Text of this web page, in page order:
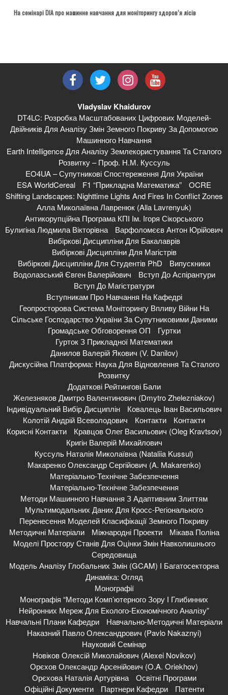
На семінарі DIA про машинне навчання для моніторингу здоров’я лісів
Vladyslav Khaidurov
DT4LC: Розробка Масштабованих Цифрових Моделей-
Двійників Для Аналізу Змін Земного Покриву За Допомогою
Машинного Навчання
Earth Intelligence Для Аналізу Землекористування Та Сталого
Розвитку – Проф. Н.М. Куссуль
EO4UA – Супутникові Спостереження Для України
ESA WorldCereal
F1 “Прикладна Математика”
OCRE
Shifting Landscapes: Nighttime Lights And Fires In Conflict Zones
Алла Миколаївна Лавренюк (Alla Lavrenyuk)
Антикорупційна Програма КПІ Ім. Ігоря Сікорського
Булигіна Людмила Вікторівна
Варфоломєєв Антон Юрійович
Вибіркові Дисципліни Для Бакалаврів
Вибіркові Дисципліни Для Магістрів
Вибіркові Дисципліни Для Студентів PhD
Випускники
Водолазський Євген Валерійович
Вступ До Аспірантури
Вступ До Магістратури
Вступникам Про Навчання На Кафедрі
Геопросторова Система Моніторингу Впливу Війни На
Сільське Господарство України За Супутниковими Даними
Громадське Обговорення ОП
Гуртки
Гурток З Прикладної Математики
Данилов Валерій Якович (V. Danilov)
Дискусійна Платформа: Наука Для Відновлення Та Сталого
Розвитку
Додаткові Рейтингові Бали
Железняков Дмитро Валентинович (Dmytro Zhelezniakov)
Індивідуальний Вибір Дисциплін
Ковалець Іван Васильович
Колотій Андрій Всеволодович
Контакти
Контакти
Корисні Контакти
Кравцов Олег Васильович (Oleg Kravtsov)
Кригін Валерій Михайлович
Куссуль Наталія Миколаївна (Nataliia Kussul)
Макаренко Олександр Сергійович (A. Makarenko)
Матеріально-Технічне Забезпечення
Матеріально-Технічне Забезпечення
Методи Машинного Навчання З Адаптивним Злиттям
Мультимодальних Даних Для Кросс-Регіонального
Перенесення Моделей Класифікації Земного Покриву
Методичні Матеріали
Міжнародні Проекти
Мікава Поліна
Моделі Простору Станів Для Оцінки Змін Навколишнього
Середовища
Модель Аналізу Глобальних Змін (GCAM) І Багатосекторна
Динаміка: Огляд
Монографії
Монографія “Методи Комп’ютерного Зору І Глибинних
Нейронних Мереж Для Еколого-Економічного Аналізу”
Навчальні Плани Кафедри
Навчально-Методичні Матеріали
Наказний Павло Олександрович (Pavlo Nakaznyi)
Науковий Семінар
Новіков Олексій Миколайович (Alexei Novikov)
Орєхов Олександр Арсенійович (O.A. Oriekhov)
Орєхова Наталія Артурівна
Освітні Програми
Офіційні Документи
Партнери Кафедри
Патенти